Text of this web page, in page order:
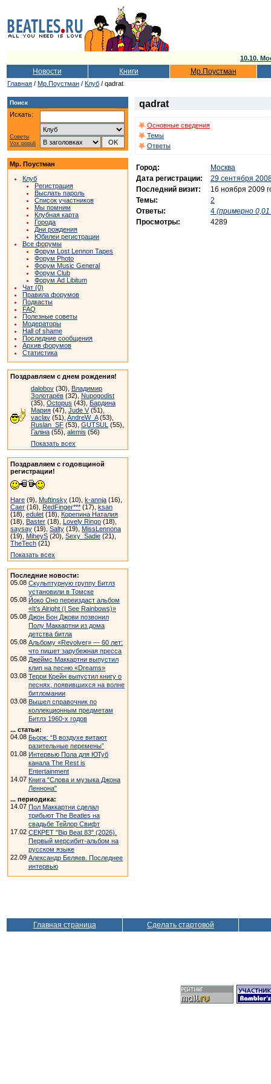
10.10.
Новости Книги Мр.Поустман
Главная / Мр.Поустман / Клуб / qadrat
Поиск
Искать:
Советы
Vox populi
Мр. Поустман
Клуб
Регистрация
Выслать пароль
Список участников
Мы помним
Клубная карта
Города
Дни рождения
Юбилеи регистрации
Все форумы
Форум Lost Lennon Tapes
Форум Photo
Форум Music General
Форум Club
Форум Ad Libitum
Чат (0)
Правила форумов
Подкасты
FAQ
Полезные советы
Модераторы
Hall of shame
Последние сообщения
Архив форумов
Статистика
Поздравляем с днем рождения!
dalobov (30), Владимир
Золотарёв (32), Nupogodist
(35), Octopus (43), Бардина
Мария (47), Jude V(51),
vaclav (51), AndreW_A(53),
Ruslan_SF (53), GUTSUL (55),
Галіна (55), alemis (56)
Показать всех
Поздравляем с годовщиной
регистрации!
Hare (9), Muftinsky (10), k-annja (16),
Caer (16), RedFinger*** (17), ksan
(18), edulet (18), Корепина Наталия
(18), Baster (18), Lovely Ringo (18),
saysay (19), Salty (19), MissLennona
(19), MiheyS (20), Sexy_Sadie (21),
TheTech (21)
Показать всех
Последние новости:
05.08 Скульптурную группу Битлз
установили в Томске
05.08 Йоко Оно переиздаст альбом
«It’s Alright (I See Rainbows)»
05.08 Джон Бон Джови позвонил
Полу Маккартни из дома
детства битла
05.08 Альбому «Revolver» — 60 лет:
что пишет зарубежная пресса
05.08 Джеймс Маккартни выпустил
клип на песню «Dreams»
03.08 Терри Крейн выпустил книгу о
песнях, появившихся на волне
битломании
03.08 Вышел справочник по
коллекционным предметам
Битлз 1960-х годов
... статьи:
04.08 Бьорк: “В воздухе витают
разительные перемены”
01.08 Интервью Пола для ЮТуб
канала The Rest is
Entertainment
14.07 Книга "Слова и музыка Джона
Леннона"
... периодика:
14.07 Пол Маккартни сделал
трибьют The Beatles на
свадьбе Тейлор Свифт
17.02 СЕКРЕТ "Big Beat 83" (2026).
Первый мерсибит-альбом на
русском языке
22.09 Александр Беляев. Последнее
интервью
qadrat
Основные сведения
Темы
Ответы
Город:
Москва
Дата регистрации:
29 сентября
Последний визит:
16 ноября 2009
Темы:
2
Ответы:
4 (примерно 0,01
Просмотры:
4289
Главная страница Сделать стартовой